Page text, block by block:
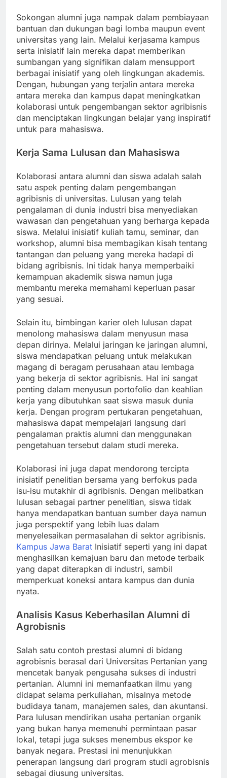
Sokongan alumni juga nampak dalam pembiayaan
bantuan dan dukungan bagi lomba maupun event
universitas yang lain. Melalui kerjasama kampus
serta inisiatif lain mereka dapat memberikan
sumbangan yang signifikan dalam mensupport
berbagai inisiatif yang oleh lingkungan akademis.
Dengan, hubungan yang terjalin antara mereka
antara mereka dan kampus dapat meningkatkan
kolaborasi untuk pengembangan sektor agribisnis
dan menciptakan lingkungan belajar yang inspiratif
untuk para mahasiswa.
Kerja Sama Lulusan dan Mahasiswa
Kolaborasi antara alumni dan siswa adalah salah
satu aspek penting dalam pengembangan
agribisnis di universitas. Lulusan yang telah
pengalaman di dunia industri bisa menyediakan
wawasan dan pengetahuan yang berharga kepada
siswa. Melalui inisiatif kuliah tamu, seminar, dan
workshop, alumni bisa membagikan kisah tentang
tantangan dan peluang yang mereka hadapi di
bidang agribisnis. Ini tidak hanya memperbaiki
kemampuan akademik siswa namun juga
membantu mereka memahami keperluan pasar
yang sesuai.
Selain itu, bimbingan karier oleh lulusan dapat
menolong mahasiswa dalam menyusun masa
depan dirinya. Melalui jaringan ke jaringan alumni,
siswa mendapatkan peluang untuk melakukan
magang di beragam perusahaan atau lembaga
yang bekerja di sektor agribisnis. Hal ini sangat
penting dalam menyusun portofolio dan keahlian
kerja yang dibutuhkan saat siswa masuk dunia
kerja. Dengan program pertukaran pengetahuan,
mahasiswa dapat mempelajari langsung dari
pengalaman praktis alumni dan menggunakan
pengetahuan tersebut dalam studi mereka.
Kolaborasi ini juga dapat mendorong tercipta
inisiatif penelitian bersama yang berfokus pada
isu-isu mutakhir di agribisnis. Dengan melibatkan
lulusan sebagai partner penelitian, siswa tidak
hanya mendapatkan bantuan sumber daya namun
juga perspektif yang lebih luas dalam
menyelesaikan permasalahan di sektor agribisnis.
Kampus Jawa Barat Inisiatif seperti yang ini dapat
menghasilkan kemajuan baru dan metode terbaik
yang dapat diterapkan di industri, sambil
memperkuat koneksi antara kampus dan dunia
nyata.
Analisis Kasus Keberhasilan Alumni di
Agrobisnis
Salah satu contoh prestasi alumni di bidang
agrobisnis berasal dari Universitas Pertanian yang
mencetak banyak pengusaha sukses di industri
pertanian. Alumni ini memanfaatkan ilmu yang
didapat selama perkuliahan, misalnya metode
budidaya tanam, manajemen sales, dan akuntansi.
Para lulusan mendirikan usaha pertanian organik
yang bukan hanya memenuhi permintaan pasar
lokal, tetapi juga sukses menembus ekspor ke
banyak negara. Prestasi ini menunjukkan
penerapan langsung dari program studi agrobisnis
sebagai diusung universitas.